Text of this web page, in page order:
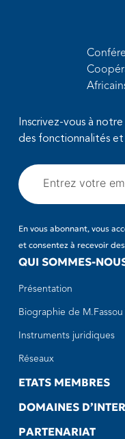
Inscrivez-vous à
des fonctionnalités et
En vous abonnant, vous
et consentez à recevoir
QUI SOMMES-
Présentation
Biographie de M.Fassou
Instruments juridiques
Réseaux
ETATS MEMBRES
DOMAINES
PARTENARIAT